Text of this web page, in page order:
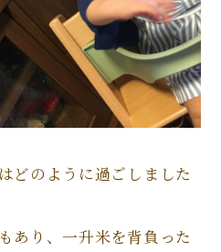
どのように過ごしました
あり、一升米を背負った